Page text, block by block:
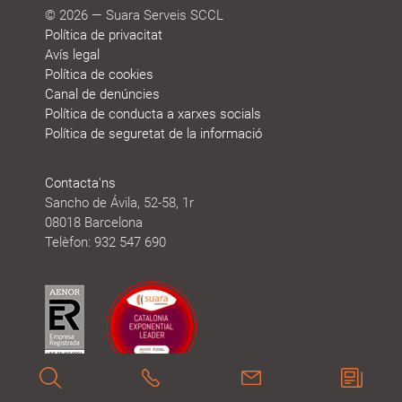
© 2026 — Suara Serveis SCCL
Política de privacitat
Avís legal
Política de cookies
Canal de denúncies
Política de conducta a xarxes socials
Política de seguretat de la informació
Contacta'ns
Sancho de Ávila, 52-58, 1r
08018 Barcelona
Telèfon: 932 547 690